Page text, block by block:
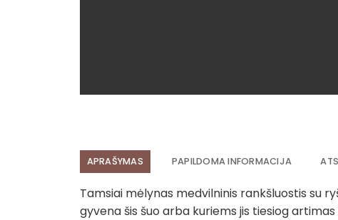
APRAŠYMAS PAPILDOMA INFORMACIJA
Tamsiai mėlynas medvilninis rankšluostis su
gyvena šis šuo arba kuriems jis tiesiog artimas